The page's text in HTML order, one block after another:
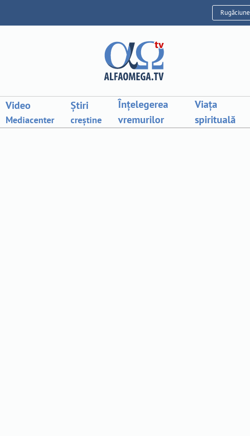
Rugăciune
Video
Mediacenter
Știri
creștine
Înțelegerea
vremurilor
Viața
spirituală